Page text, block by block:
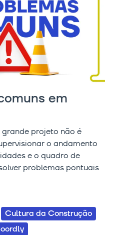
em
projeto não é
o andamento
e o quadro de
problemas pontuais
Cultura da Construção